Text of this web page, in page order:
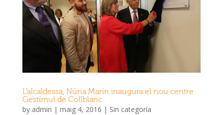
L’alcaldessa, Núria Marín inaugura el nou centre
Gestímul de Collblanc
by admin | maig 4, 2016 | Sin categoría